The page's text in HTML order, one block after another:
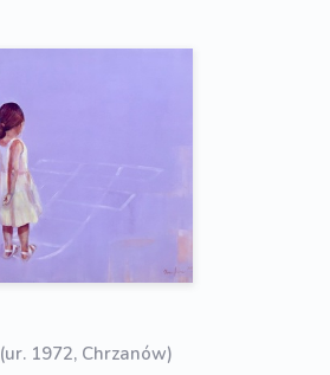
(ur. 1972, Chrzanów)